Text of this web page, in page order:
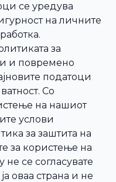
се уредува
на личните
за
и повремено
податоци
Со
на нашиот
услови
за заштитa на
за користење на
не се согласувате
оваа страна и не